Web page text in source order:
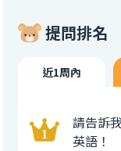
提問排名
近1周內
請告訴
英語！